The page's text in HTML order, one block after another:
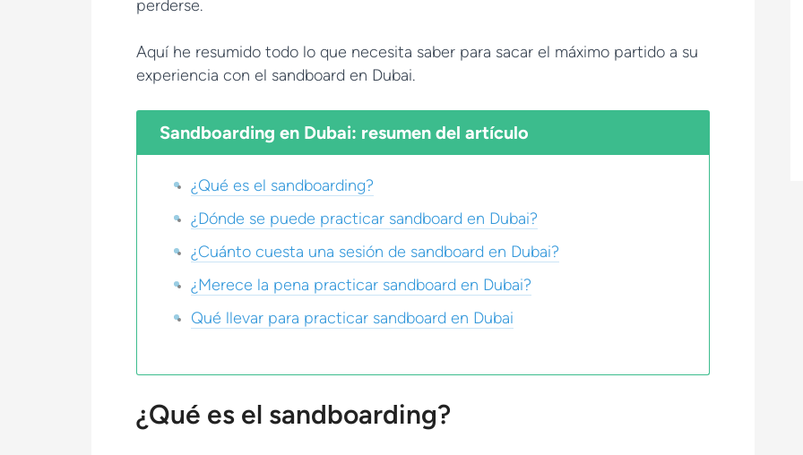
perderse.
Aquí he resumido todo lo que necesita saber para sacar el máximo partido a su
experiencia con el sandboard en Dubai.
Sandboarding en Dubai: resumen del artículo
¿Qué es el sandboarding?
¿Dónde se puede practicar sandboard en Dubai?
¿Cuánto cuesta una sesión de sandboard en Dubai?
¿Merece la pena practicar sandboard en Dubai?
Qué llevar para practicar sandboard en Dubai
¿Qué es el sandboarding?